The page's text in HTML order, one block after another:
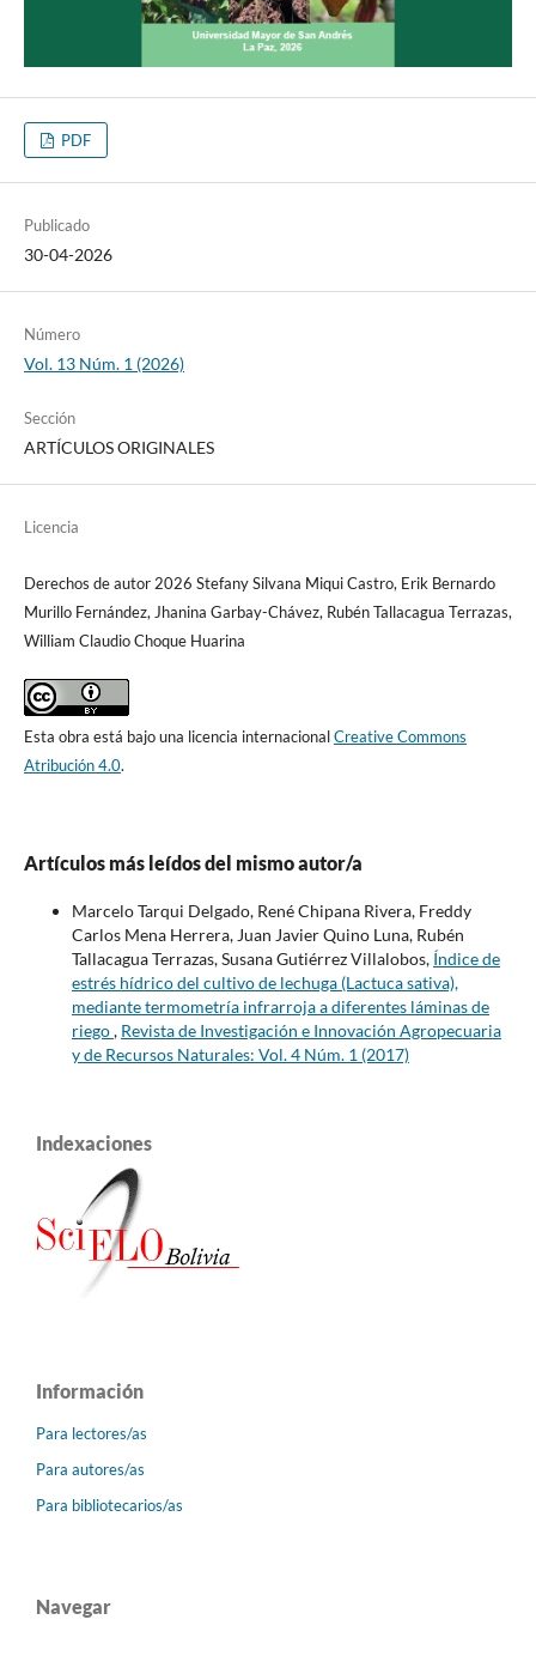
PDF
Publicado
30-04-2026
Número
Vol. 13 Núm. 1 (2026)
Sección
ARTÍCULOS ORIGINALES
Licencia
Derechos de autor 2026 Stefany Silvana Miqui Castro, Erik Bernardo
Murillo Fernández, Jhanina Garbay-Chávez, Rubén Tallacagua Terrazas,
William Claudio Choque Huarina
Esta obra está bajo una licencia internacionalCreative Commons
Atribución 4.0.
Artículos más leídos del mismo autor/a
Marcelo Tarqui Delgado, René Chipana Rivera, Freddy
Carlos Mena Herrera, Juan Javier Quino Luna, Rubén
Tallacagua Terrazas, Susana Gutiérrez Villalobos, Índice de
estrés hídrico del cultivo de lechuga (Lactuca sativa),
mediante termometría infrarroja a diferentes láminas de
riego, Revista de Investigación e Innovación Agropecuaria
y de Recursos Naturales: Vol. 4 Núm. 1 (2017)
Indexaciones
Información
Para lectores/as
Para autores/as
Para bibliotecarios/as
Navegar